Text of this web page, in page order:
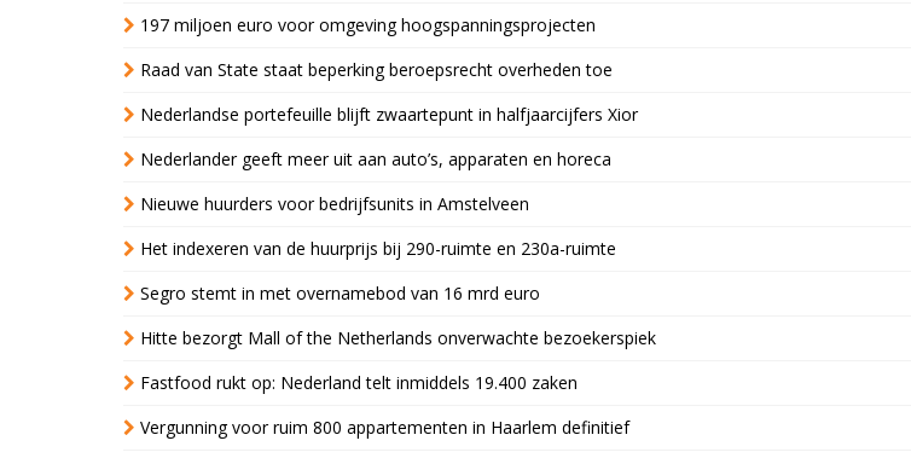
197 miljoen euro voor omgeving hoogspanningsprojecten
Raad van State staat beperking beroepsrecht overheden toe
Nederlandse portefeuille blijft zwaartepunt in halfjaarcijfers Xior
Nederlander geeft meer uit aan auto’s, apparaten en horeca
Nieuwe huurders voor bedrijfsunits in Amstelveen
Het indexeren van de huurprijs bij 290-ruimte en 230a-ruimte
Segro stemt in met overnamebod van 16 mrd euro
Hitte bezorgt Mall of the Netherlands onverwachte bezoekerspiek
Fastfood rukt op: Nederland telt inmiddels 19.400 zaken
Vergunning voor ruim 800 appartementen in Haarlem definitief